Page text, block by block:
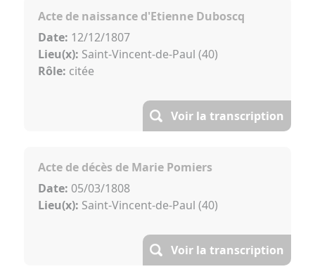
Acte de naissance d'Etienne Duboscq
Date: 12/12/1807
Lieu(x): Saint-Vincent-de-Paul (40)
Rôle: citée
Voir la transcription
Acte de décès de Marie Pomiers
Date: 05/03/1808
Lieu(x): Saint-Vincent-de-Paul (40)
Voir la transcription